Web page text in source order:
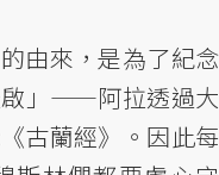
由來，是為了紀念
啟」——阿拉透過大
古蘭經》。因此每